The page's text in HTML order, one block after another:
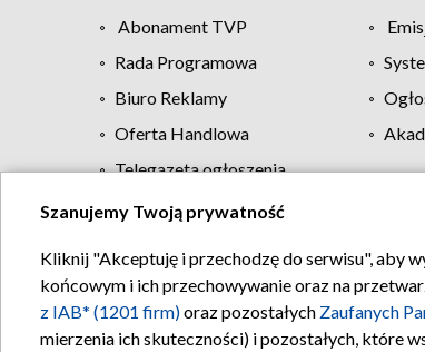
Abonament TVP
Rada Programowa
Biuro Reklamy
Oferta Handlowa
Telegazeta ogłoszenia
Szanujemy Twoją prywatność
Kliknij "Akceptuję i przechodzę do serwisu", aby
końcowym i ich przechowywanie oraz na
z IAB* (1201 firm)oraz pozostałych Zaufanych
mierzenia ich skuteczności) i pozostałych, które